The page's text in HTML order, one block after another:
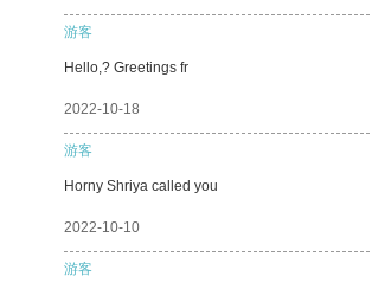
游客
Hello,? Greetings fr
2022-10-18
游客
Horny Shriya called you
2022-10-10
游客